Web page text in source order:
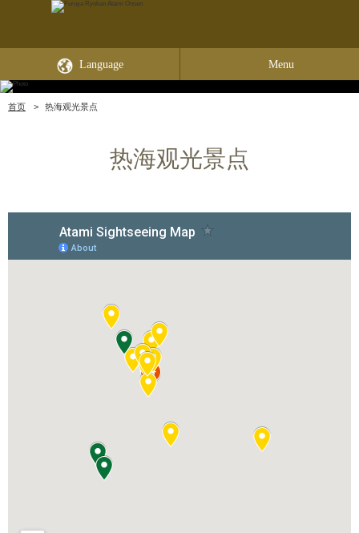
Language Menu
首页 热海观光景点
热海观光景点